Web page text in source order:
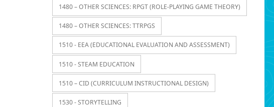
1480 – OTHER SCIENCES: RPGT (ROLE-PLAYING GAME THEORY)
1480 – OTHER SCIENCES: TTRPGS
1510 - EEA (EDUCATIONAL EVALUATION AND ASSESSMENT)
1510 - STEAM EDUCATION
1510 – CID (CURRICULUM INSTRUCTIONAL DESIGN)
1530 - STORYTELLING